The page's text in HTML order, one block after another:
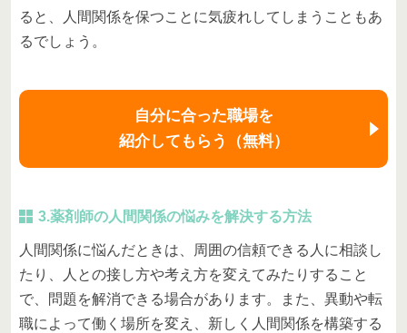
ると、人間関係を保つことに気疲れしてしまうこともあ
るでしょう。
自分に合った職場を
紹介してもらう（無料）
3.薬剤師の人間関係の悩みを解決する方法
人間関係に悩んだときは、周囲の信頼できる人に相談し
たり、人との接し方や考え方を変えてみたりすること
で、問題を解消できる場合があります。また、異動や転
職によって働く場所を変え、新しく人間関係を構築する